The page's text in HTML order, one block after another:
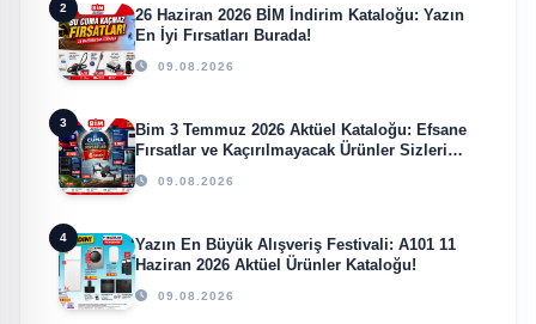
2
26 Haziran 2026 BİM İndirim Kataloğu: Yazın
En İyi Fırsatları Burada!
09.08.2026
3
Bim 3 Temmuz 2026 Aktüel Kataloğu: Efsane
Fırsatlar ve Kaçırılmayacak Ürünler Sizleri
09.08.2026
4
Yazın En Büyük Alışveriş Festivali: A101 11
Haziran 2026 Aktüel Ürünler Kataloğu!
09.08.2026